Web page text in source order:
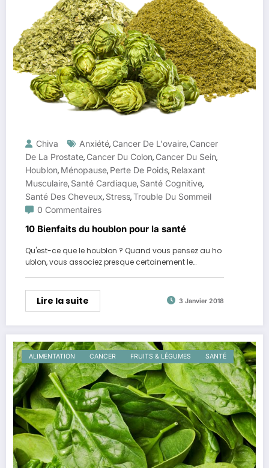
Chiva Anxiété, Cancer De L'ovaire, Cancer
De La Prostate, Cancer Du Colon, Cancer Du Sein,
Houblon, Ménopause, Perte De Poids, Relaxant
Musculaire, Santé Cardiaque, Santé Cognitive,
Santé Des Cheveux, Stress,Trouble Du Sommeil
0 Commentaires
10 Bienfaits du houblon pour la santé
Qu'est-ce que le houblon ? Quand vous pensez au ho
ublon, vous associez presque certainement le…
Lire la suite 3 Janvier 2018
ALIMENTATION CANCER FRUITS & LÉGUMES SANTÉ